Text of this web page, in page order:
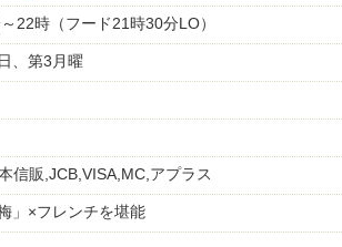
22時（フード21時30分LO）
、第3月曜
信販,JCB,VISA,MC,アプラス
」×フレンチを堪能